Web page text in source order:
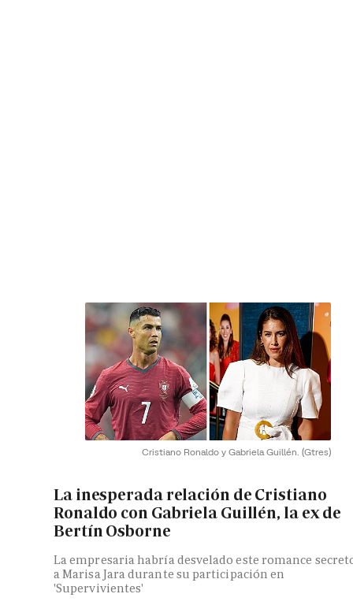
Cristiano Ronaldo y Gabriela Guillén. (Gtres)
La inesperada relación de Cristiano
Ronaldo con Gabriela Guillén, la ex de
Bertín Osborne
La empresaria habría desvelado este romance
a Marisa Jara durante su participación en
'Supervivientes'